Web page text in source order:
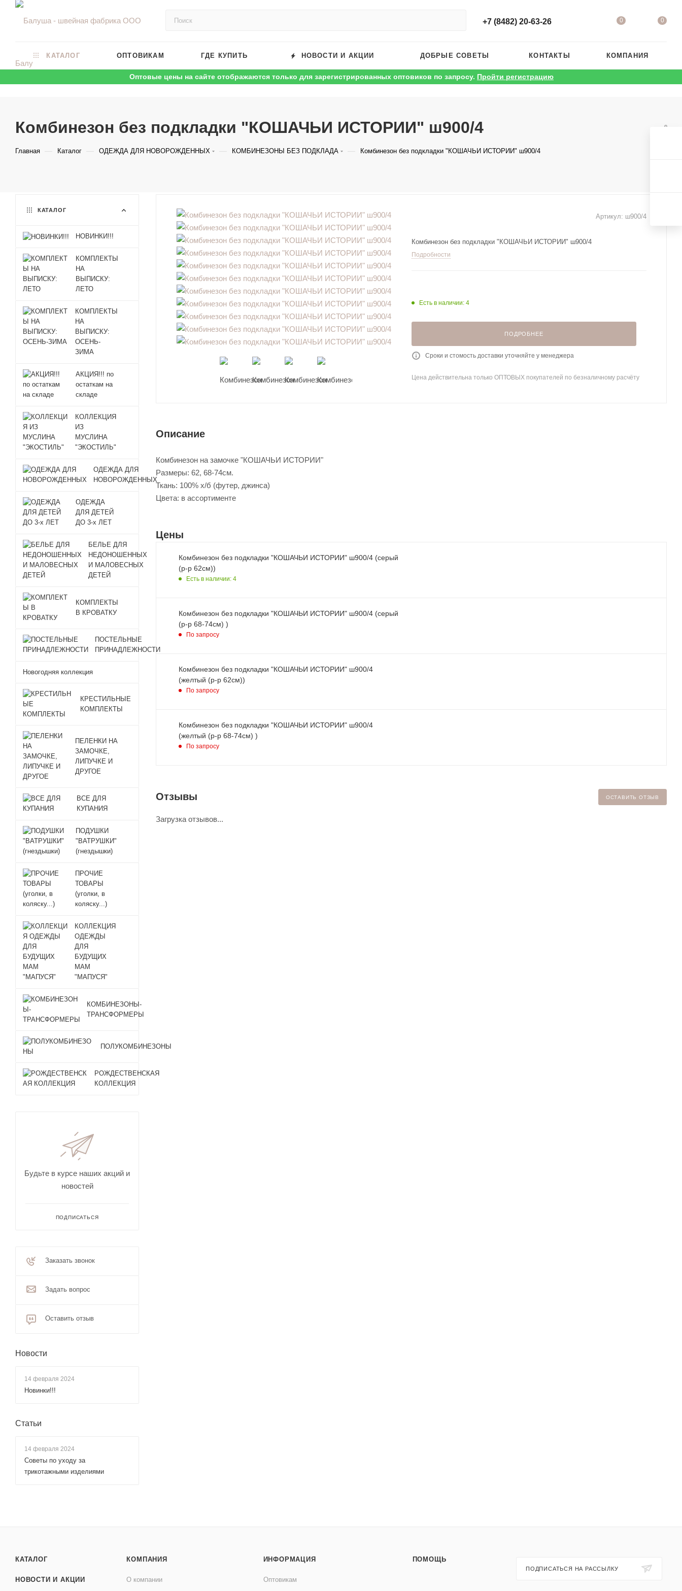
+7 (8482) 20-63-26 0 0
КАТАЛОГ ОПТОВИКАМ ГДЕ КУПИТЬ НОВОСТИ И АКЦИИ ДОБРЫЕ СОВЕТЫ КОНТАКТЫ КОМПАНИЯ
Оптовые цены на сайте отображаются только для зарегистрированных оптовиков по запросу. Пройти регистрацию
Комбинезон без подкладки "КОШАЧЬИ ИСТОРИИ" ш900/4
Главная — Каталог — ОДЕЖДА ДЛЯ НОВОРОЖДЕННЫХ — КОМБИНЕЗОНЫ БЕЗ ПОДКЛАДА — Комбинезон без подкладки "КОШАЧЬИ ИСТОРИИ" ш900/4
Артикул: ш900/4
Комбинезон без подкладки "КОШАЧЬИ ИСТОРИИ" ш900/4
Подробности
Есть в наличии: 4
ПОДРОБНЕЕ
Сроки и стомость доставки уточняйте у менеджера
Цена действительна только ОПТОВЫХ покупателей по безналичному расчёту
Описание
Комбинезон на замочке "КОШАЧЬИ ИСТОРИИ"
Размеры: 62, 68-74см.
Ткань: 100% х/б (футер, джинса)
Цвета: в ассортименте
Цены
Комбинезон без подкладки "КОШАЧЬИ ИСТОРИИ" ш900/4 (серый
(р-р 62см))
Есть в наличии: 4
Комбинезон без подкладки "КОШАЧЬИ ИСТОРИИ" ш900/4 (серый
(р-р 68-74см) )
По запросу
Комбинезон без подкладки "КОШАЧЬИ ИСТОРИИ" ш900/4
(желтый (р-р 62см))
По запросу
Комбинезон без подкладки "КОШАЧЬИ ИСТОРИИ" ш900/4
(желтый (р-р 68-74см) )
По запросу
Отзывы ОСТАВИТЬ ОТЗЫВ
Загрузка отзывов...
КАТАЛОГ
НОВИНКИ!!!
КОМПЛЕКТЫ
НА
ВЫПИСКУ:
ЛЕТО
КОМПЛЕКТЫ
НА
ВЫПИСКУ:
ОСЕНЬ-
ЗИМА
АКЦИЯ!!! по
остаткам на
складе
КОЛЛЕКЦИЯ
ИЗ
МУСЛИНА
"ЭКОСТИЛЬ"
ОДЕЖДА ДЛЯ
НОВОРОЖДЕННЫХ
ОДЕЖДА
ДЛЯ ДЕТЕЙ
ДО 3-х ЛЕТ
БЕЛЬЕ ДЛЯ
НЕДОНОШЕННЫХ
И МАЛОВЕСНЫХ
ДЕТЕЙ
КОМПЛЕКТЫ
В КРОВАТКУ
ПОСТЕЛЬНЫЕ
ПРИНАДЛЕЖНОСТИ
Новогодняя коллекция
КРЕСТИЛЬНЫЕ
КОМПЛЕКТЫ
ПЕЛЕНКИ НА
ЗАМОЧКЕ,
ЛИПУЧКЕ И
ДРУГОЕ
ВСЕ ДЛЯ
КУПАНИЯ
ПОДУШКИ
"ВАТРУШКИ"
(гнездышки)
ПРОЧИЕ
ТОВАРЫ
(уголки, в
коляску...)
КОЛЛЕКЦИЯ
ОДЕЖДЫ
ДЛЯ
БУДУЩИХ
МАМ
"МАПУСЯ"
КОМБИНЕЗОНЫ-
ТРАНСФОРМЕРЫ
ПОЛУКОМБИНЕЗОНЫ
РОЖДЕСТВЕНСКАЯ
КОЛЛЕКЦИЯ
Будьте в курсе наших акций и
новостей
ПОДПИСАТЬСЯ
Заказать звонок
Задать вопрос
Оставить отзыв
Новости
14 февраля 2024
Новинки!!!
Статьи
14 февраля 2024
Советы по уходу за
трикотажными изделиями
КАТАЛОГ
НОВОСТИ И АКЦИИ
КОМПАНИЯ
О компании
ИНФОРМАЦИЯ
Оптовикам
ПОМОЩЬ
ПОДПИСАТЬСЯ НА РАССЫЛКУ